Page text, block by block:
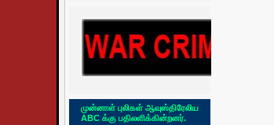
முன்னாள் புலிகள் ஆவுஸ்திரேலிய
ABC க்கு பதிலளிக்கின்றனர்.